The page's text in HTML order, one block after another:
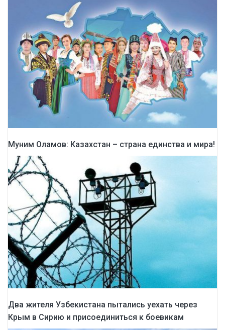
Муним Оламов: Казахстан – страна единства и мира!
Два жителя Узбекистана пытались уехать через
Крым в Сирию и присоединиться к боевикам